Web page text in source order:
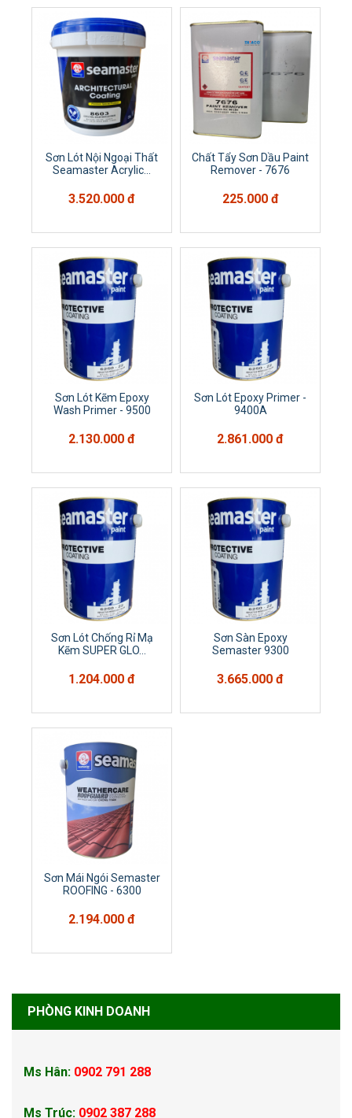
Sơn Lót Nội Ngoại Thất
Seamaster Acrylic...
3.520.000 đ
Chất Tẩy Sơn Dầu Paint
Remover - 7676
225.000 đ
Sơn Lót Kẽm Epoxy
Wash Primer - 9500
2.130.000 đ
Sơn Lót Epoxy Primer -
9400A
2.861.000 đ
Sơn Lót Chống Rỉ Mạ
Kẽm SUPER GLO...
1.204.000 đ
Sơn Sàn Epoxy
Semaster 9300
3.665.000 đ
Sơn Mái Ngói Semaster
ROOFING - 6300
2.194.000 đ
PHÒNG KINH DOANH
Ms Hân: 0902 791 288
Ms Trúc: 0902 387 288